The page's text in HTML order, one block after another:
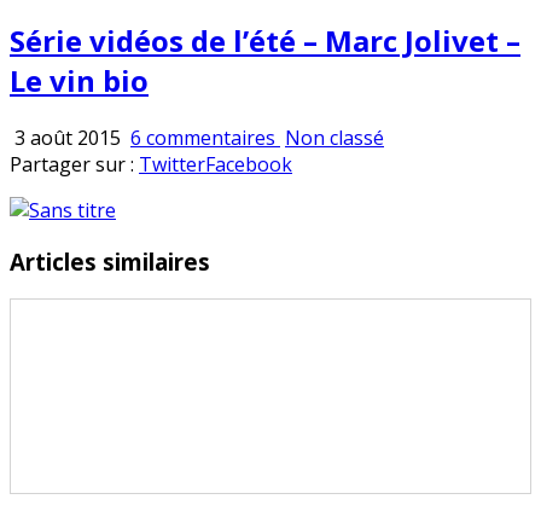
Série vidéos de l’été – Marc Jolivet –
Le vin bio
3 août 2015 6 commentaires sur
Série
Marc
Publié
en
Non classé
Partager sur : TwitterFacebook
Articles similaires